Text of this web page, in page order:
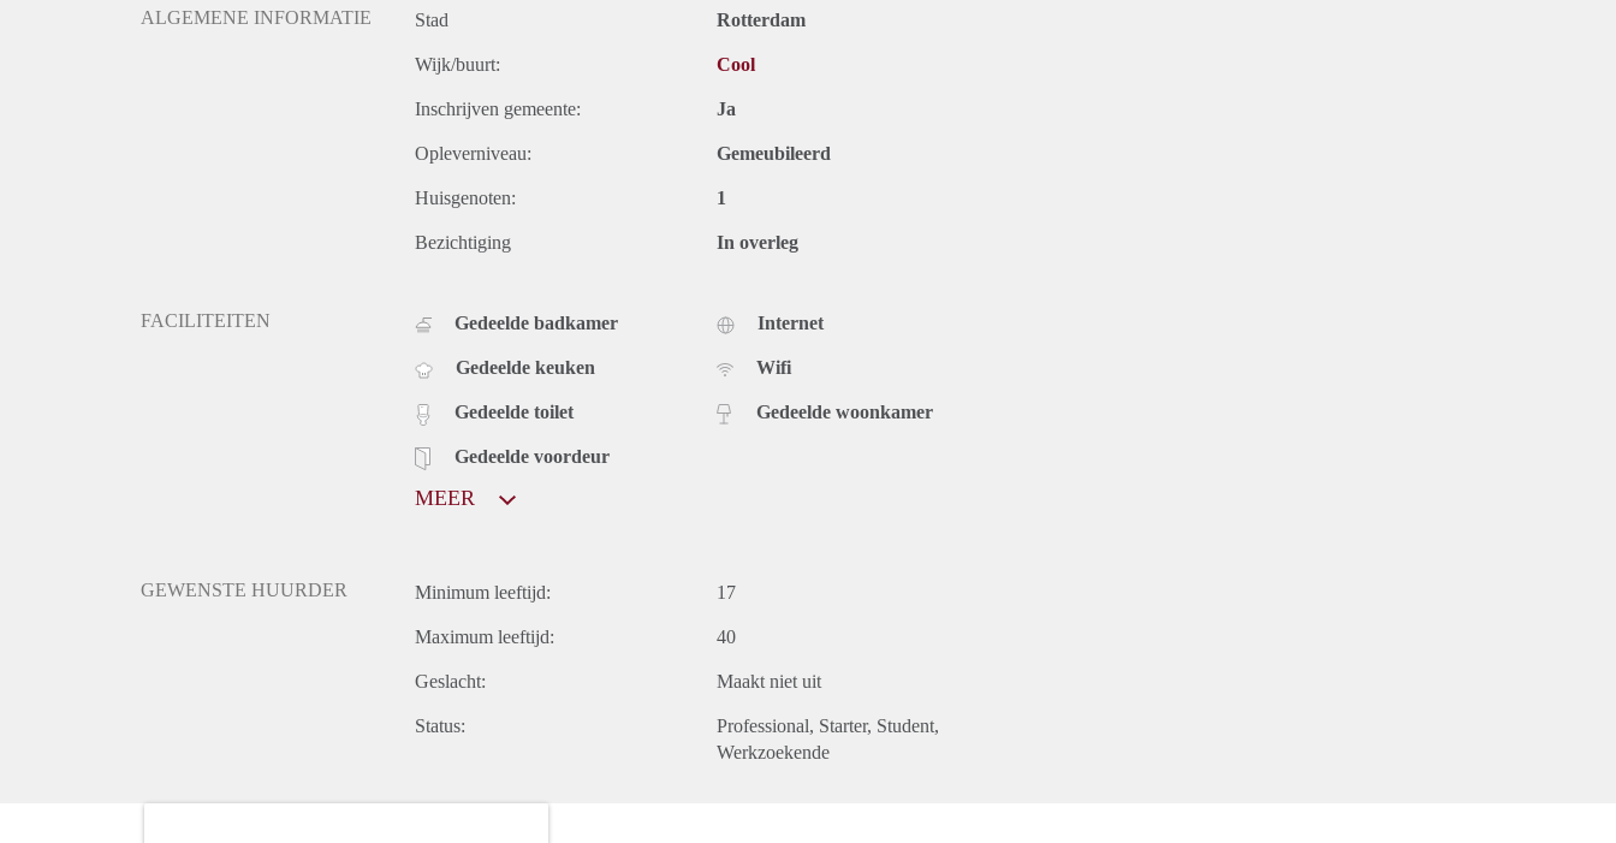
ALGEMENE INFORMATIE Stad Rotterdam
Wijk/buurt: Cool
Inschrijven gemeente: Ja
Opleverniveau: Gemeubileerd
Huisgenoten: 1
Bezichtiging In overleg
FACILITEITEN Gedeelde badkamer
Gedeelde keuken
Gedeelde toilet
Gedeelde voordeur
Internet
Wifi
Gedeelde woonkamer
MEER
GEWENSTE HUURDER Minimum leeftijd: 17
Maximum leeftijd: 40
Geslacht: Maakt niet uit
Status: Professional Starter Student
Werkzoekende